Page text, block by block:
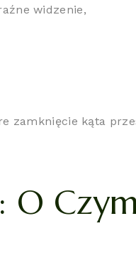
widzenie,
zamknięcie kąta
O